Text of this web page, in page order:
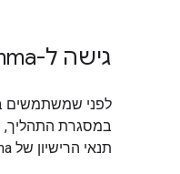
גישה ל-Gemma
תנאי הרישיון של Gemma.